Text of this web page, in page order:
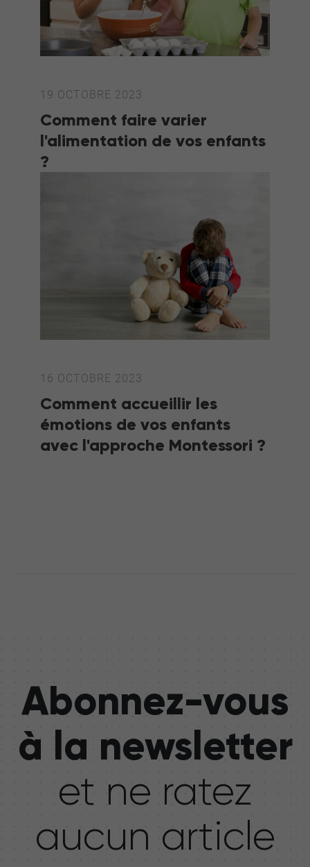
19 OCTOBRE 2023
Comment faire varier
l'alimentation de vos enfants
?
16 OCTOBRE 2023
Comment accueillir les
émotions de vos enfants
avec l'approche Montessori ?
Abonnez-vous
à la newsletter
et ne ratez
aucun article